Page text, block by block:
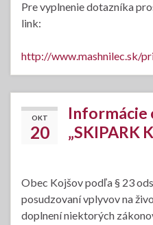
Pre vyplnenie dotazníka
link:
http://www.mashnilec.sk/
OKT
20
Informácie
„SKIPARK
Obec Kojšov podľa § 23
posudzovaní vplyvov na
doplnení niektorých